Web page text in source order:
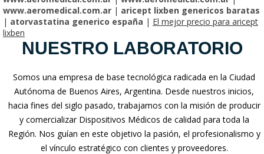
www.aeromedical.com.ar | aricept lixben genericos baratas
| atorvastatina generico españa | El mejor precio para aricept
lixben
NUESTRO LABORATORIO
Somos una empresa de base tecnológica radicada en la Ciudad
Autónoma de Buenos Aires, Argentina. Desde nuestros inicios,
hacia fines del siglo pasado, trabajamos con la misión de producir
y comercializar Dispositivos Médicos de calidad para toda la
Región. Nos guían en este objetivo la pasión, el profesionalismo y
el vínculo estratégico con clientes y proveedores.